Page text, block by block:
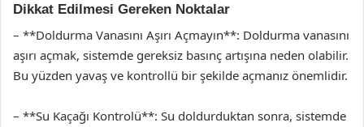
Dikkat Edilmesi Gereken Noktalar
– **Doldurma Vanasını Aşırı Açmayın**: Doldurma vanasını
aşırı açmak, sistemde gereksiz basınç artışına neden olabilir.
Bu yüzden yavaş ve kontrollü bir şekilde açmanız önemlidir.
– **Su Kaçağı Kontrolü**: Su doldurduktan sonra, sistemde